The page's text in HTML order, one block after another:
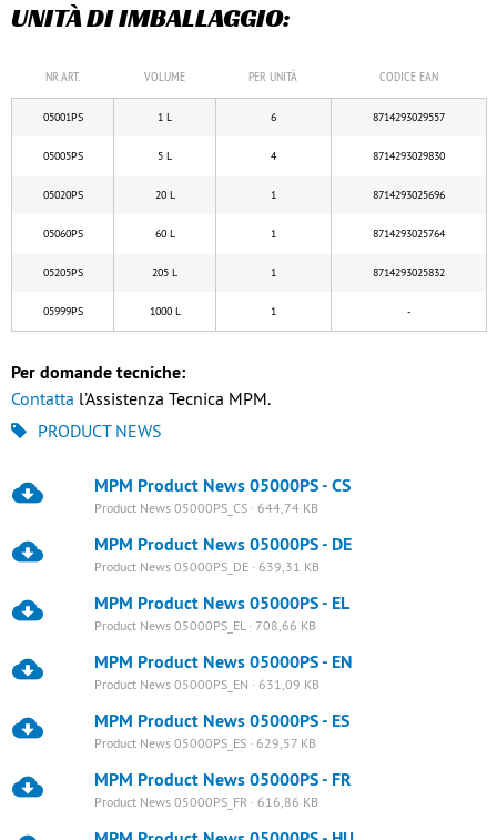
UNITÀ DI IMBALLAGGIO:
NR.ART. VOLUME PER UNITÀ CODICE EAN
05001PS 1 L 6 8714293029557
05005PS 5 L 4 8714293029830
05020PS 20 L 1 8714293025696
05060PS 60 L 1 8714293025764
05205PS 205 L 1 8714293025832
05999PS 1000 L 1 -
Per domande tecniche:
Contatta l’Assistenza Tecnica MPM.
PRODUCT NEWS
MPM Product News 05000PS - CS
Product News 05000PS_CS · 644,74 KB
MPM Product News 05000PS - DE
Product News 05000PS_DE · 639,31 KB
MPM Product News 05000PS - EL
Product News 05000PS_EL · 708,66 KB
MPM Product News 05000PS - EN
Product News 05000PS_EN · 631,09 KB
MPM Product News 05000PS - ES
Product News 05000PS_ES · 629,57 KB
MPM Product News 05000PS - FR
Product News 05000PS_FR · 616,86 KB